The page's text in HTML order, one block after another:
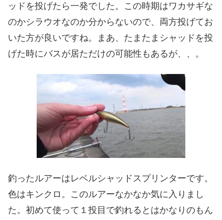
ッドを投げたら一発でした。この時期はワカサギな
のかシラウオなのか分からないので、両方投げてお
いた方が良いですね。まあ、たまたまシャッドを投
げた時にバスが居ただけの可能性もあるが、、。
釣ったルアーはレベルシャッドスプリンターです。
色はキンクロ。このルアーなかなか気に入りまし
た。初めて使って１投目で釣れるとはかなりのもん